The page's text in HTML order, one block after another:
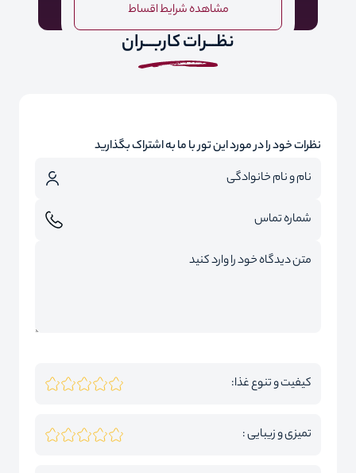
مشاهده شرایط اقساط
نظـــرات کاربـــران
نظرات خود را در مورد این تور با ما به اشتراک بگذارید
کیفیت و تنوع غذا:
تمیزی و زیبایی :